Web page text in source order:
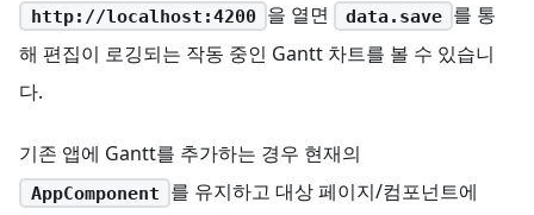
http://localhost:4200 을 열면 data.save 를 통
해 편집이 로깅되는 작동 중인 Gantt 차트를 볼 수 있습니
다.
기존 앱에 Gantt를 추가하는 경우 현재의
AppComponent 를 유지하고 대상 페이지/컴포넌트에